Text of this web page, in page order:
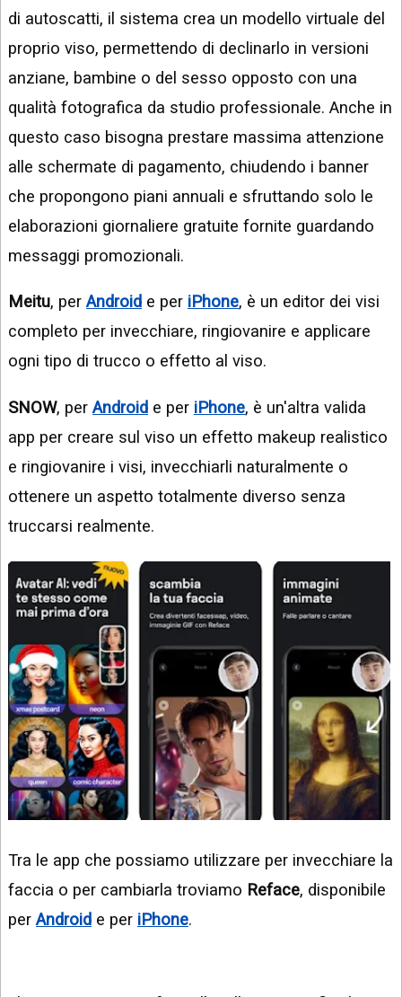
di autoscatti, il sistema crea un modello virtuale del
proprio viso, permettendo di declinarlo in versioni
anziane, bambine o del sesso opposto con una
qualità fotografica da studio professionale. Anche in
questo caso bisogna prestare massima attenzione
alle schermate di pagamento, chiudendo i banner
che propongono piani annuali e sfruttando solo le
elaborazioni giornaliere gratuite fornite guardando
messaggi promozionali.
Meitu, perAndroid e per iPhone, è un editor dei visi
completo per invecchiare, ringiovanire e applicare
ogni tipo di trucco o effetto al viso.
SNOW, per Android e per iPhone, è un'altra valida
app per creare sul viso un effetto makeup realistico
e ringiovanire i visi, invecchiarli naturalmente o
ottenere un aspetto totalmente diverso senza
truccarsi realmente.
Tra le app che possiamo utilizzare per invecchiare la
faccia o per cambiarla troviamo Reface, disponibile
per Android e per iPhone.